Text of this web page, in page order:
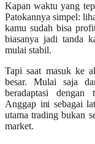
Kapan waktu yang
Patokannya simpel:
kamu sudah bisa
biasanya jadi tanda
mulai stabil.
Tapi saat masuk ke
besar. Mulai saja
beradaptasi dengan
Anggap ini sebagai
utama trading bukan
market.